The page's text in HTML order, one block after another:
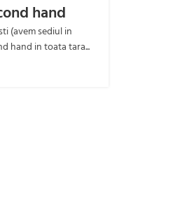
hand
(avem sediul in
hand in toata tara...